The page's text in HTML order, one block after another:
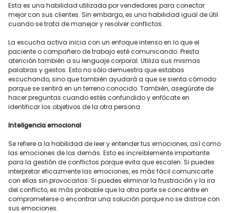
Esta es una habilidad utilizada por vendedores para conectar
mejor con sus clientes. Sin embargo, es una habilidad igual de útil
cuando se trata de manejar y resolver conflictos.
La escucha activa inicia con un enfoque intenso en lo que el
paciente o compañero de trabajo esté comunicando. Presta
atención también a su lenguaje corporal. Utiliza sus mismas
palabras y gestos. Esto no sólo demuestra que estabas
escuchando, sino que también ayudará a que se sienta cómodo
porque se sentirá en un terreno conocido. También, asegúrate de
hacer preguntas cuando estés confundido y enfócate en
identificar los objetivos de la otra persona.
Inteligencia emocional
Se refiere a la habilidad de leer y entender tus emociones, así como
las emociones de los demás. Esto es increíblemente importante
para la gestión de conflictos porque evita que escalen. Si puedes
interpretar eficazmente las emociones, es más fácil comunicarte
con ellas sin provocarlas. Si puedes eliminar la frustración y la ira
del conflicto, es más probable que la otra parte se concentre en
comprometerse o encontrar una solución porque no se distrae con
sus emociones.